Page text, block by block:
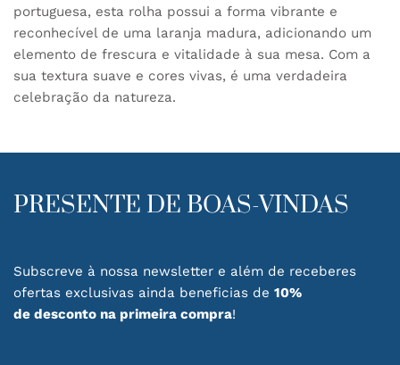
portuguesa, esta rolha possui a forma vibrante e
reconhecível de uma laranja madura, adicionando um
elemento de frescura e vitalidade à sua mesa. Com a
sua textura suave e cores vivas, é uma verdadeira
celebração da natureza.
PRESENTE DE BOAS-VINDAS
Subscreve à nossa newsletter e além de receberes
ofertas exclusivas ainda beneficias de 10%
de desconto na primeira compra!